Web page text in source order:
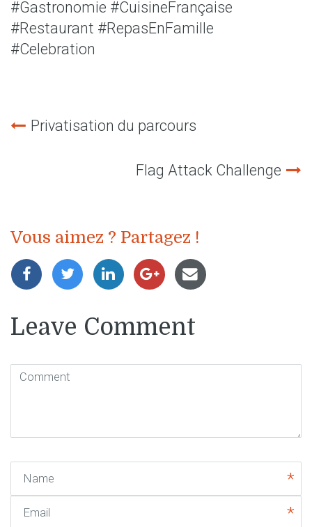
#Gastronomie #CuisineFrançaise
#Restaurant #RepasEnFamille
#Celebration
Navigation
Privatisation du parcours
Flag Attack Challenge
Vous aimez ? Partagez !
Leave Comment
Comment
)
Name
Email